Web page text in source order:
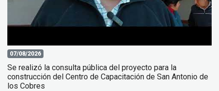
07/08/2026
Se realizó la consulta pública del proyecto para la
construcción del Centro de Capacitación de San Antonio de
los Cobres